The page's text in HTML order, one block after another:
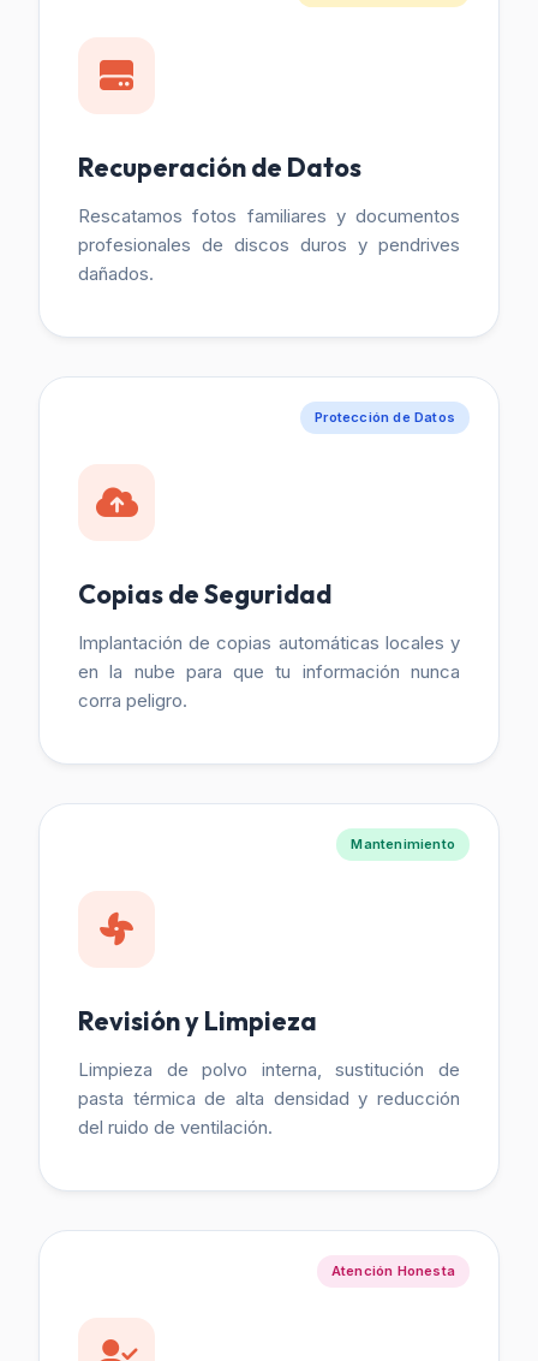
Recuperación de Datos
Rescatamos fotos familiares y documentos
profesionales de discos duros y pendrives
dañados.
Protección de Datos
Copias de Seguridad
Implantación de copias automáticas locales y
en la nube para que tu información nunca
corra peligro.
Mantenimiento
Revisión y Limpieza
Limpieza de polvo interna, sustitución de
pasta térmica de alta densidad y reducción
del ruido de ventilación.
Atención Honesta